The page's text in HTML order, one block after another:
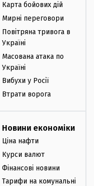
Карта бойових дій
Мирні переговори
Повітряна тривога в
Україні
Масована атака по
Україні
Вибухи у Росії
Втрати ворога
Новини економіки
Ціна нафти
Курси валют
Фінансові новини
Тарифи на комунальні